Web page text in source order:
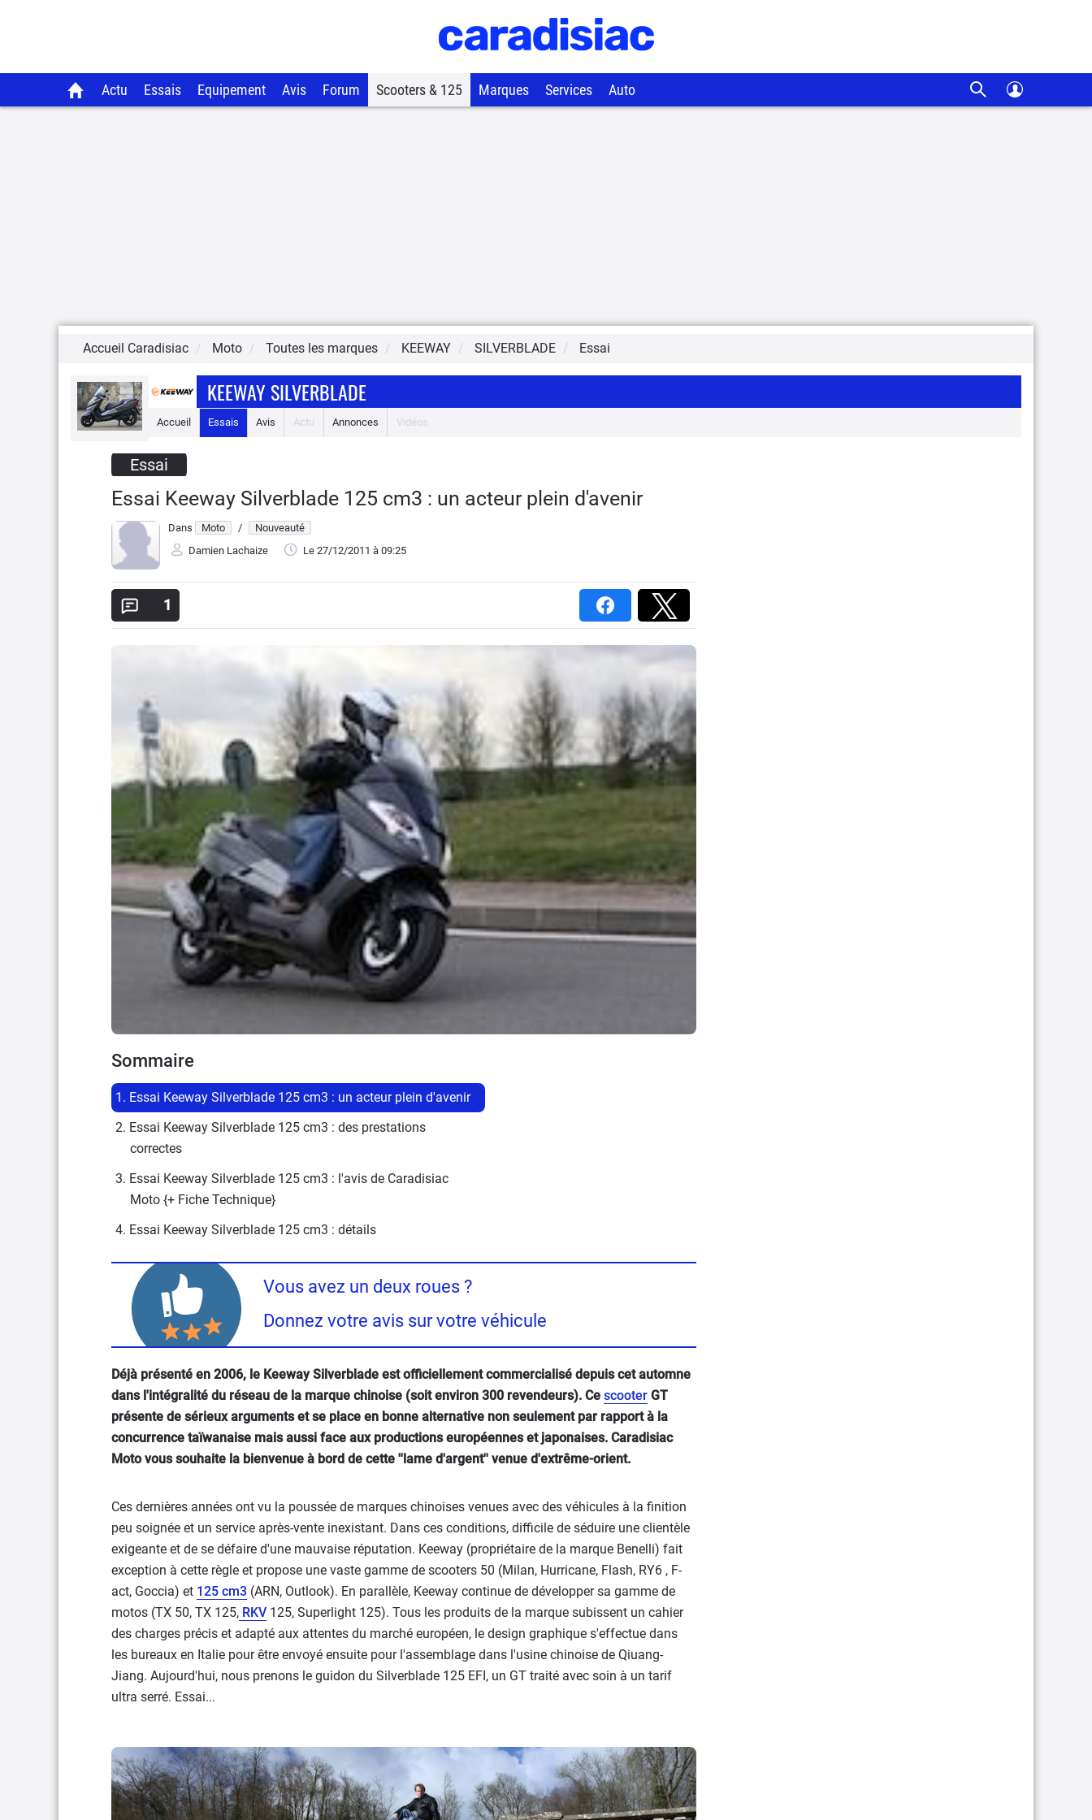
Actu Essais Equipement Avis Forum Scooters & 125 Marques Services Auto
Accueil Caradisiac Moto Toutes les marques KEEWAY SILVERBLADE Essai
KEEWAY SILVERBLADE
Accueil Essais Avis Actu Annonces Vidéos
Essai
Essai Keeway Silverblade 125 cm3 : un acteur plein d'avenir
Dans Moto /
Nouveauté
Damien Lachaize
Le 27/12/2011 à 09:25
1
Sommaire
1. Essai Keeway Silverblade 125 cm3 : un acteur plein d'avenir
2. Essai Keeway Silverblade 125 cm3 : des prestations
correctes
3. Essai Keeway Silverblade 125 cm3 : l'avis de Caradisiac
Moto {+ Fiche Technique}
4. Essai Keeway Silverblade 125 cm3 : détails
Vous avez un deux roues ?
Donnez votre avis sur votre véhicule
Déjà présenté en 2006, le Keeway Silverblade est officiellement commercialisé depuis cet automne
dans l'intégralité du réseau de la marque chinoise (soit environ 300 revendeurs). Ce scooter GT
présente de sérieux arguments et se place en bonne alternative non seulement par rapport à la
concurrence taïwanaise mais aussi face aux productions européennes et japonaises. Caradisiac
Moto vous souhaite la bienvenue à bord de cette ''lame d'argent'' venue d'extrême-orient.
Ces dernières années ont vu la poussée de marques chinoises venues avec des véhicules à la finition
peu soignée et un service après-vente inexistant. Dans ces conditions, difficile de séduire une clientèle
exigeante et de se défaire d'une mauvaise réputation. Keeway (propriétaire de la marque Benelli) fait
exception à cette règle et propose une vaste gamme de scooters 50 (Milan, Hurricane, Flash, RY6 , F-
act, Goccia) et 125 cm3 (ARN, Outlook). En parallèle, Keeway continue de développer sa gamme de
motos (TX 50, TX 125, RKV 125, Superlight 125). Tous les produits de la marque subissent un cahier
des charges précis et adapté aux attentes du marché européen, le design graphique s'effectue dans
les bureaux en Italie pour être envoyé ensuite pour l'assemblage dans l'usine chinoise de Qiuang-
Jiang. Aujourd'hui, nous prenons le guidon du Silverblade 125 EFI, un GT traité avec soin à un tarif
ultra serré. Essai...